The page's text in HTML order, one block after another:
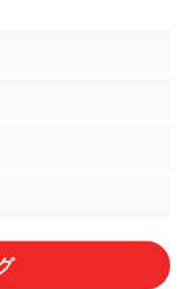
お、アクセスロ
として開示等は
かは任意による